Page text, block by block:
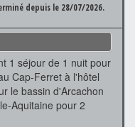
depuis le 28/07/2026.
1 séjour de 1 nuit pour
Cap-Ferret à l'hôtel
le bassin d'Arcachon
Aquitaine pour 2